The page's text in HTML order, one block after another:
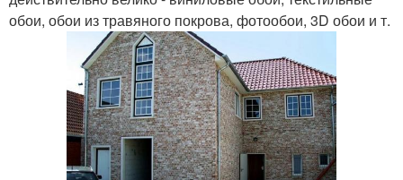
обои, обои из травяного покрова, фотообои, 3D обои и т.